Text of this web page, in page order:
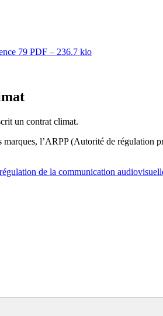
79 PDF – 236.7 kio
un contrat climat.
marques, l’ARPP (Autorité de
de la communication